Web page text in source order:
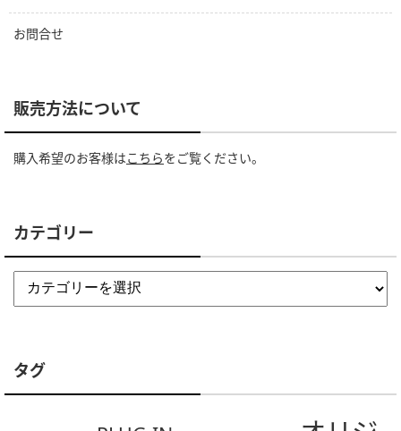
お問合せ
販売方法について
購入希望のお客様はこちらをご覧ください。
カテゴリー
タグ